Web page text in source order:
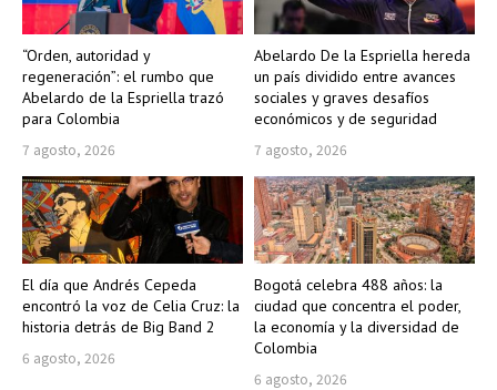
“Orden, autoridad y
regeneración”: el rumbo que
Abelardo de la Espriella trazó
para Colombia
7 agosto, 2026
Abelardo De la Espriella hereda
un país dividido entre avances
sociales y graves desafíos
económicos y de seguridad
7 agosto, 2026
El día que Andrés Cepeda
encontró la voz de Celia Cruz: la
historia detrás de Big Band 2
6 agosto, 2026
Bogotá celebra 488 años: la
ciudad que concentra el poder,
la economía y la diversidad de
Colombia
6 agosto, 2026